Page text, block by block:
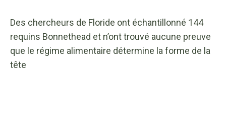
Des chercheurs de Floride ont échantillonné 144
requins Bonnethead et n’ont trouvé aucune preuve
que le régime alimentaire détermine la forme de la
tête